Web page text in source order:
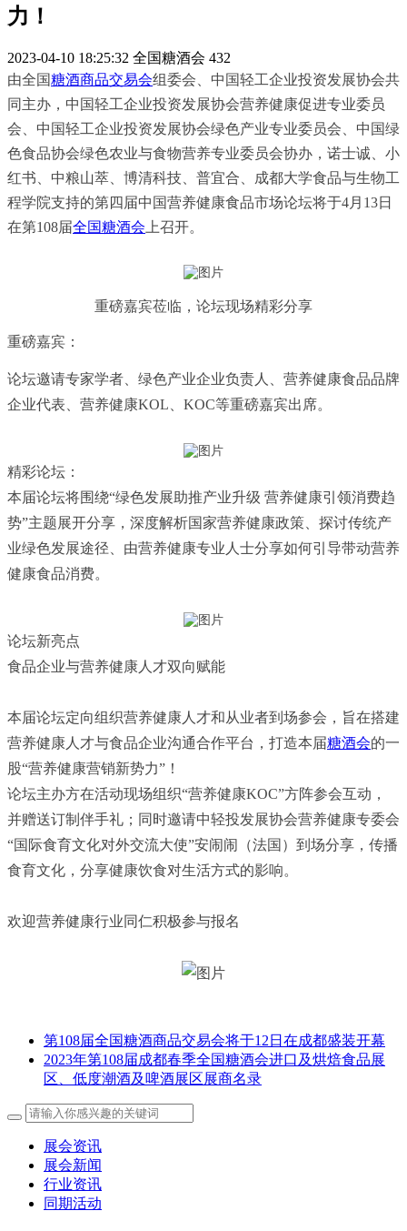
力！
2023-04-10 18:25:32 全国糖酒会 432
由全国糖酒商品交易会组委会、中国轻工企业投资发展协会共
同主办，中国轻工企业投资发展协会营养健康促进专业委员
会、中国轻工企业投资发展协会绿色产业专业委员会、中国绿
色食品协会绿色农业与食物营养专业委员会协办，诺士诚、小
红书、中粮山萃、博清科技、普宜合、成都大学食品与生物工
程学院支持的第四届中国营养健康食品市场论坛将于4月13日
在第108届全国糖酒会 上召开。
重磅嘉宾莅临， 论坛现场精彩分享
重磅嘉宾：
论坛邀请专家学者、绿色产业企业负责人、营养健康食品品牌
企业代表、营养健康KOL、KOC等重磅嘉宾出席。
精彩论坛：
本届论坛将围绕“绿色发展助推产业升级 营养健康引领消费趋
势”主题展开分享，深度解析国家营养健康政策、探讨传统产
业绿色发展途径、由营养健康专业人士分享如何引导带动营养
健康食品消费。
论坛新亮点
食品企业与营养健康人才双向赋能
本届论坛定向组织营养健康人才和从业者到场参会，旨在搭建
营养健康人才与食品企业沟通合作平台，打造本届糖酒会的一
股“营养健康营销新势力”！
论坛主办方在活动现场组织“营养健康KOC”方阵参会互动，
并赠送订制伴手礼；同时邀请中轻投发展协会营养健康专委会
“国际食育文化对外交流大使”安闹闹（法国）到场分享，传播
食育文化，分享健康饮食对生活方式的影响。
欢迎营养健康行业同仁积极参与报名
第108届全国糖酒商品交易会将于12日在成都盛装开幕
2023年第108届成都春季全国糖酒会进口及烘焙食品展
区、低度潮酒及啤酒展区展商名录
展会资讯
展会新闻
行业资讯
同期活动